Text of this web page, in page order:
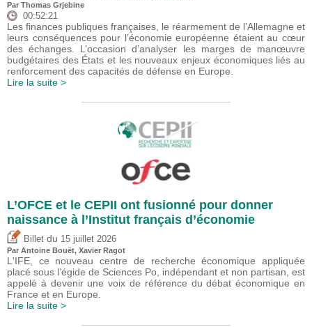
Par Thomas Grjebine
00:52:21
Les finances publiques françaises, le réarmement de l’Allemagne et
leurs conséquences pour l’économie européenne étaient au cœur
des échanges. L’occasion d’analyser les marges de manœuvre
budgétaires des États et les nouveaux enjeux économiques liés au
renforcement des capacités de défense en Europe.
Lire la suite >
L’OFCE et le CEPII ont fusionné pour donner
naissance à l’Institut français d’économie
Billet du 15 juillet 2026
Par Antoine Bouët, Xavier Ragot
L'IFE, ce nouveau centre de recherche économique appliquée
placé sous l’égide de Sciences Po, indépendant et non partisan, est
appelé à devenir une voix de référence du débat économique en
France et en Europe.
Lire la suite >